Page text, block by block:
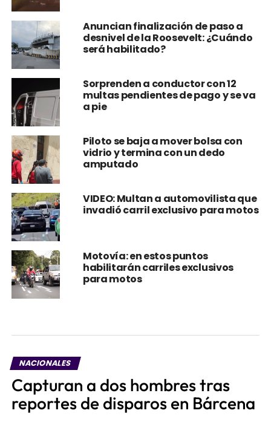
Anuncian finalización de paso a
desnivel de la Roosevelt: ¿Cuándo
será habilitado?
Sorprenden a conductor con 12
multas pendientes de pago y se va
a pie
Piloto se baja a mover bolsa con
vidrio y termina con un dedo
amputado
VIDEO: Multan a automovilista que
invadió carril exclusivo para motos
Motovía: en estos puntos
habilitarán carriles exclusivos
para motos
NACIONALES
Capturan a dos hombres tras
reportes de disparos en Bárcena